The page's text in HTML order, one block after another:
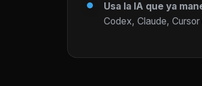
Usa la IA que ya
Codex, Claude, Cursor